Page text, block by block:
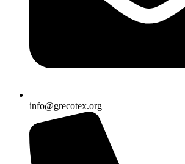
info@grecotex.org